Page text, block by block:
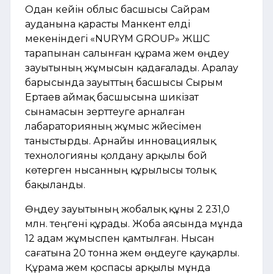
Одан кейін облыс басшысы Сайрам
ауданына қарасты Манкент елді
мекеніндегі «NURYM GROUP» ЖШС
тарапынан салынған құрама жем өңдеу
зауытының жұмысын қадағалады. Аралау
барысында зауыттың басшысы Сырым
Ертаев аймақ басшысына шикізат
сынамасын зерттеуге арналған
лабараторияның жұмыс жүйесімен
таныстырды. Арнайы инновациялық
технологияны қолдану арқылы бой
көтерген нысанның құрылысы толық
бақыланды.
Өңдеу зауытының жобалық құны 2 231,0
млн. теңгені құрады. Жоба аясында мұнда
12 адам жұмыспен қамтылған. Нысан
сағатына 20 тонна жем өңдеуге қауқарлы.
Құрама жем қоспасы арқылы мұнда